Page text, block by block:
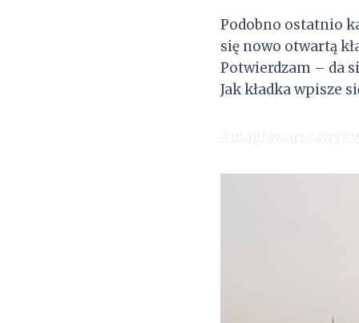
Podobno ostatnio
się nowo otwartą
Potwierdzam – da
Jak kładka wpisze